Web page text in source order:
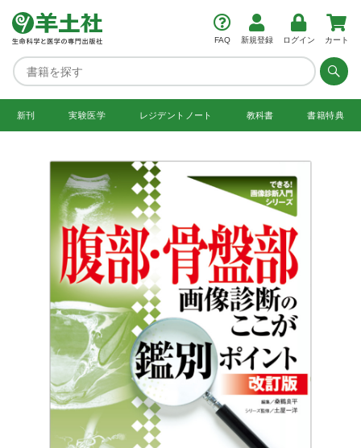
FAQ 新規登録 ログイン カート
新刊 実験医学 レジデント ノート 教科書 書籍特典